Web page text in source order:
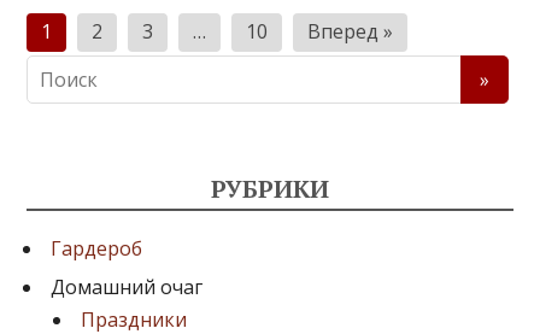
П
а
г
а
ц
и
1 2 3 … 10 Вперед »
РУБРИКИ
Гардероб
Домашний очаг
Праздники